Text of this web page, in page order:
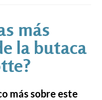
más
la butaca
más sobre este